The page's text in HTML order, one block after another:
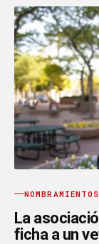
NOMBRAMIENTOS
La
ficha a un